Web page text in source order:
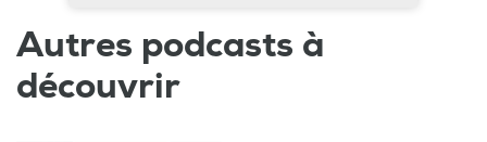
Autres podcasts à
découvrir